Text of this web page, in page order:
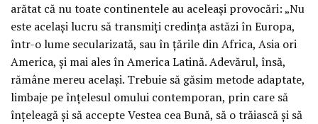
arătat că nu toate continentele au aceleaşi provocări: „Nu
este acelaşi lucru să transmiţi credinţa astăzi în Europa,
într-o lume secularizată, sau în ţările din Africa, Asia ori
America, şi mai ales în America Latină. Adevărul, însă,
rămâne mereu acelaşi. Trebuie să găsim metode adaptate,
limbaje pe înţelesul omului contemporan, prin care să
înţeleagă şi să accepte Vestea cea Bună, să o trăiască şi să